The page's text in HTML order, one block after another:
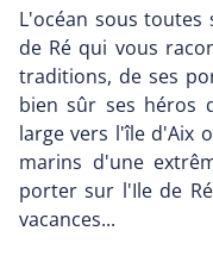
L'océan sous toutes
de Ré qui vous
traditions, de ses
bien sûr ses héros
large vers l'île d'Aix
marins d'une
porter sur l'Ile de
vacances...